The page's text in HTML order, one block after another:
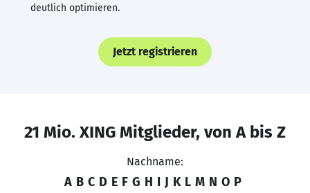
deutlich optimieren.
Jetzt registrieren
21 Mio. XING Mitglieder, von A bis Z
Nachname:
A B C D E F G H I J K L M N O P